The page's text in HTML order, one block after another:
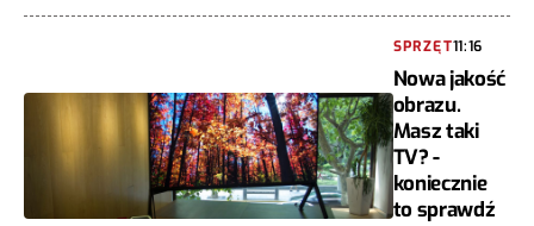
SPRZĘT11:16
Nowa jakość
obrazu.
Masz taki
TV? -
koniecznie
to sprawdź